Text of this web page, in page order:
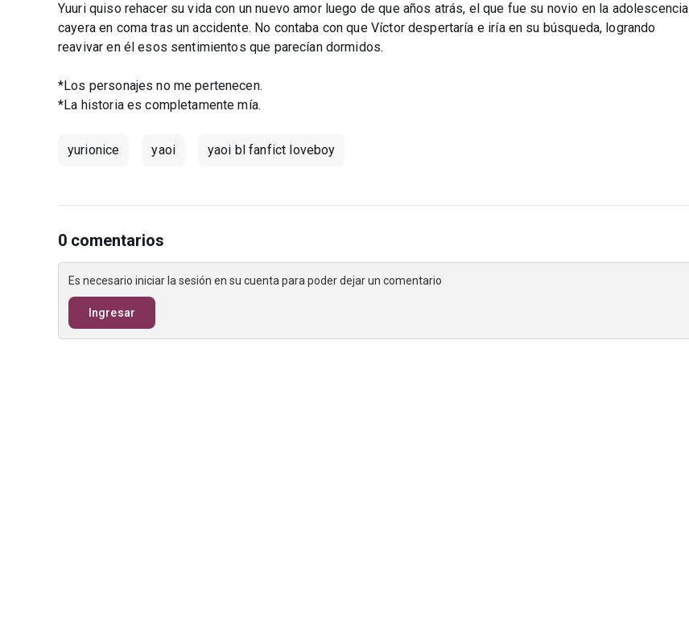
Yuuri quiso rehacer su vida con un nuevo amor luego de que años atrás, el que fue su novio en la adolescencia
cayera en coma tras un accidente. No contaba con que Víctor despertaría e iría en su búsqueda, logrando
reavivar en él esos sentimientos que parecían dormidos.
*Los personajes no me pertenecen.
*La historia es completamente mía.
yurionice yaoi yaoi bl fanfict loveboy
0 comentarios
Es necesario iniciar la sesión en su cuenta para poder dejar un comentario
Ingresar